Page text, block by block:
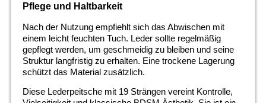
Pflege und Haltbarkeit
Nach der Nutzung empfiehlt sich das Abwischen mit
einem leicht feuchten Tuch. Leder sollte regelmäßig
gepflegt werden, um geschmeidig zu bleiben und seine
Struktur langfristig zu erhalten. Eine trockene Lagerung
schützt das Material zusätzlich.
Diese Lederpeitsche mit 19 Strängen vereint Kontrolle,